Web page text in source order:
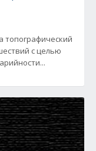
топографический
с целью